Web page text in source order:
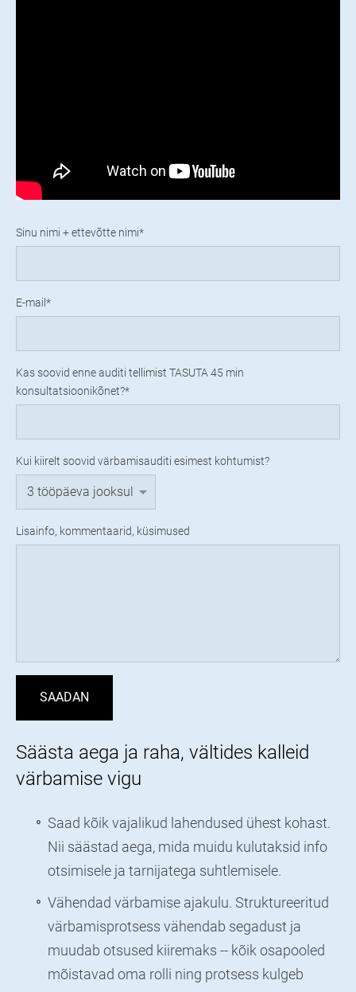
Sinu nimi + ettevõtte nimi
E-mail
Kas soovid enne auditi tellimist TASUTA 45 min
konsultatsioonikõnet?
Kui kiirelt soovid värbamisauditi esimest kohtumist?
Lisainfo, kommentaarid, küsimused
Säästa aega ja raha, vältides kalleid
värbamise vigu
Saad kõik vajalikud lahendused ühest kohast.
Nii säästad aega, mida muidu kulutaksid info
otsimisele ja tarnijatega suhtlemisele.
Vähendad värbamise ajakulu. Struktureeritud
värbamisprotsess vähendab segadust ja
muudab otsused kiiremaks -- kõik osapooled
mõistavad oma rolli ning protsess kulgeb